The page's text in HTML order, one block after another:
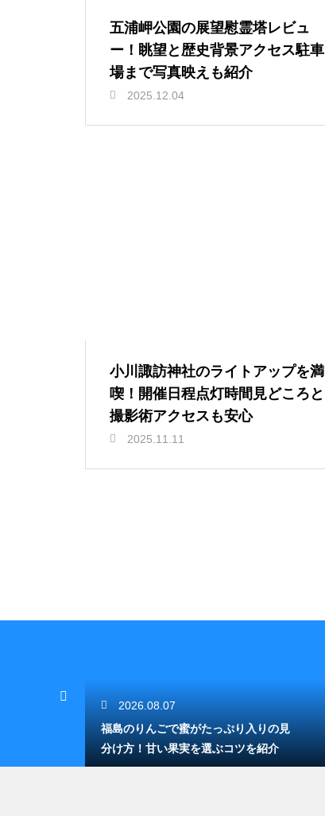
五浦岬公園の展望慰霊塔レビュ
ー！眺望と歴史背景アクセス駐車
場まで写真映えも紹介
2025.12.04
小川諏訪神社のライトアップを満
喫！開催日程点灯時間見どころと
撮影術アクセスも安心
2025.11.11
2026.08.07
福島のりんごで蜜がたっぷり入りの見
分け方！甘い果実を選ぶコツを紹介